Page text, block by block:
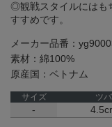
◎観戦スタイルにはも
すすめです。
メーカー品番：
素材：綿100%
原産国：ベトナム
サイズ ツバ
-